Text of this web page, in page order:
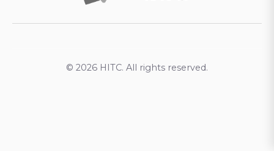
© 2026 HITC. All rights reserved.